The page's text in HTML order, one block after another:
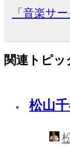
「音楽サ
関連トピッ
松山